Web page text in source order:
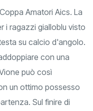
Amatori Aics. La
i ragazzi gialloblu visto
su calcio d'angolo.
con una
può così
un ottimo possesso
Sul finire di